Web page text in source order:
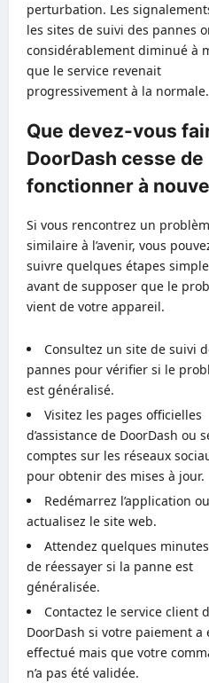
perturbation. Les
les sites de suivi des pannes
considérablement diminué à
que le service revenait
progressivement à la normale.
Que devez-vous
DoorDash cesse de
fonctionner à
Si vous rencontrez un
similaire à l’avenir, vous
suivre quelques étapes
avant de supposer que le
vient de votre appareil.
Consultez un site de suivi
pannes pour vérifier si le
est généralisé.
Visitez les pages officielles
d’assistance de DoorDash ou
comptes sur les réseaux
pour obtenir des mises à jour.
Redémarrez l’application ou
actualisez le site web.
Attendez quelques
de réessayer si la panne est
généralisée.
Contactez le service client
DoorDash si votre paiement a
effectué mais que votre
n’a pas été validée.